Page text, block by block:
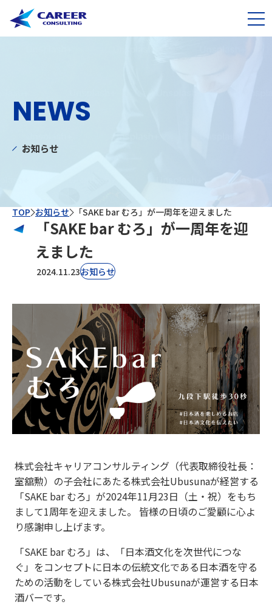
NEWS
お知らせ
TOP お知らせ 「SAKE bar むろ」が一周年を迎えました
「SAKE bar むろ」が一周年を迎
えました
2024.11.23お知らせ
株式会社キャリアコンサルティング（代表取締役社長：
室舘勲）の子会社にあたる株式会社Ubusunaが経営する
「SAKE bar むろ」が2024年11月23日（土・祝）をもち
まして1周年を迎えました。 皆様の日頃のご愛顧に心よ
り感謝申し上げます。
「SAKE bar むろ」は、「日本酒文化を次世代につな
ぐ」をコンセプトに日本の伝統文化である日本酒を守る
ための活動をしている株式会社Ubusunaが運営する日本
酒バーです。